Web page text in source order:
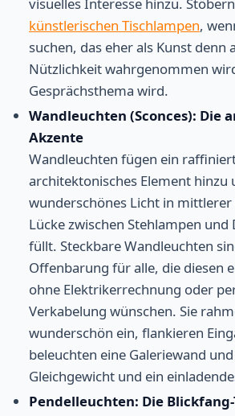
künstlerischen Tischlampen,
suchen, das eher als Kunst denn
Nützlichkeit wahrgenommen
Gesprächsthema wird.
Wandleuchten (Sconces): Die
Akzente
Wandleuchten fügen ein
architektonisches Element hinzu
wunderschönes Licht in mittlerer
Lücke zwischen Stehlampen und
füllt. Steckbare Wandleuchten
Offenbarung für alle, die diesen
ohne Elektrikerrechnung oder
Verkabelung wünschen. Sie
wunderschön ein, flankieren
beleuchten eine Galeriewand
Gleichgewicht und ein
Pendelleuchten: Die